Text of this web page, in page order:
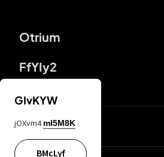
Otrium
FfYIy2
DDcvSo
GIvKYW
jOXvm4 mI5M8K
BMcLyf